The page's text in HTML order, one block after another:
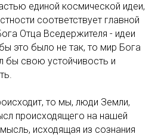
единой космической идеи,
соответствует главной
Отца Вседержителя - идеи
это было не так, то мир Бога
бы свою устойчивость и
то мы, люди Земли,
происходящего на нашей
исходящая из сознания